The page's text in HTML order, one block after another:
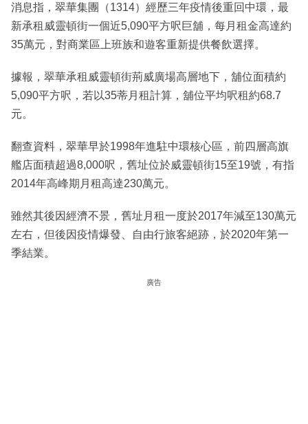
消息指，翠華集團（1314）經歷三年疫情後重回中環，最
新承租威靈頓街一個近5,090平方呎巨舖，每月租金高達約
35萬元，對商業區上班族和遊客重新提供餐飲選擇。
據報，翠華承租威靈頓街荊威廣場高層地下，舖位面積約
5,090平方呎，若以35蒂月租計算，舖位平均呎租約68.7
元。
翻查資料，翠華早於1998年進駐中環核心區，前四層高旗
艦店面積超過8,000呎，舊址位於威靈頓街15至19號，有指
2014年高峰期月租高達230萬元。
雖然其後因經濟不景，舊址月租一度於2017年減至130萬元
左右，但後因疫情爆發、自由行旅客絕跡，於2020年第一
季結業。
廣告